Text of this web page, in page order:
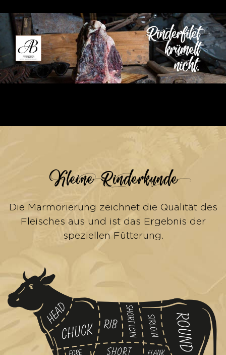
Kleine Rinderkunde
Die Marmorierung zeichnet die Qualität des
Fleisches aus und ist das Ergebnis der
speziellen Fütterung.